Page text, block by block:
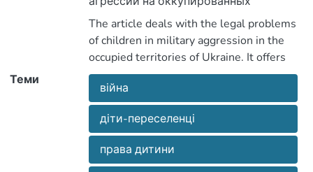
територій.
территориях Украины. Предлагаются
пути решения насущных вопросов
детей, выехавших с оккупированных
The article deals with the legal problems
of children in military aggression in the
occupied territories of Ukraine. It offers
ways of solving urgent issues of children
who went to the occupied territories.
Теми
війна
діти-переселенці
права дитини